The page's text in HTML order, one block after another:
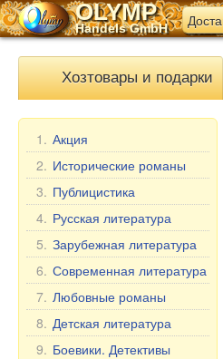
OLYMP
Handels GmbH
Хозтовары и подарки
1. Акция
2. Исторические романы
3. Публицистика
4. Русская литература
5. Зарубежная литература
6. Современная литература
7. Любовные романы
8. Детская литература
9. Боевики. Детективы